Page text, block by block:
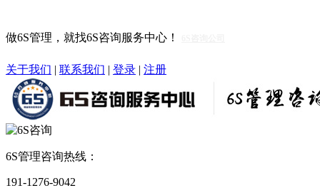
做6S管理，就找6S咨询服务中心！
关于我们 | 联系我们 | 登录 | 注册
6S管理咨询热线：
191-1276-9042